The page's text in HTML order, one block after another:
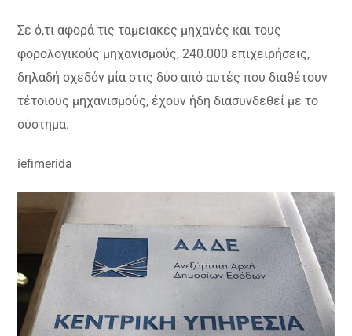
Σε ό,τι αφορά τις ταμειακές μηχανές και τους
φορολογικούς μηχανισμούς, 240.000 επιχειρήσεις,
δηλαδή σχεδόν μία στις δύο από αυτές που διαθέτουν
τέτοιους μηχανισμούς, έχουν ήδη διασυνδεθεί με το
σύστημα.
iefimerida